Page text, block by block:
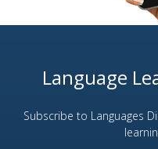
Language
Subscribe to Languages